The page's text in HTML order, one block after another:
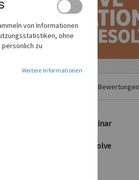
in Resolve – Online-Seminar
in DaVinci Resolve
Bewertungen
von Informationen
ohne
zu
Weitere Informationen